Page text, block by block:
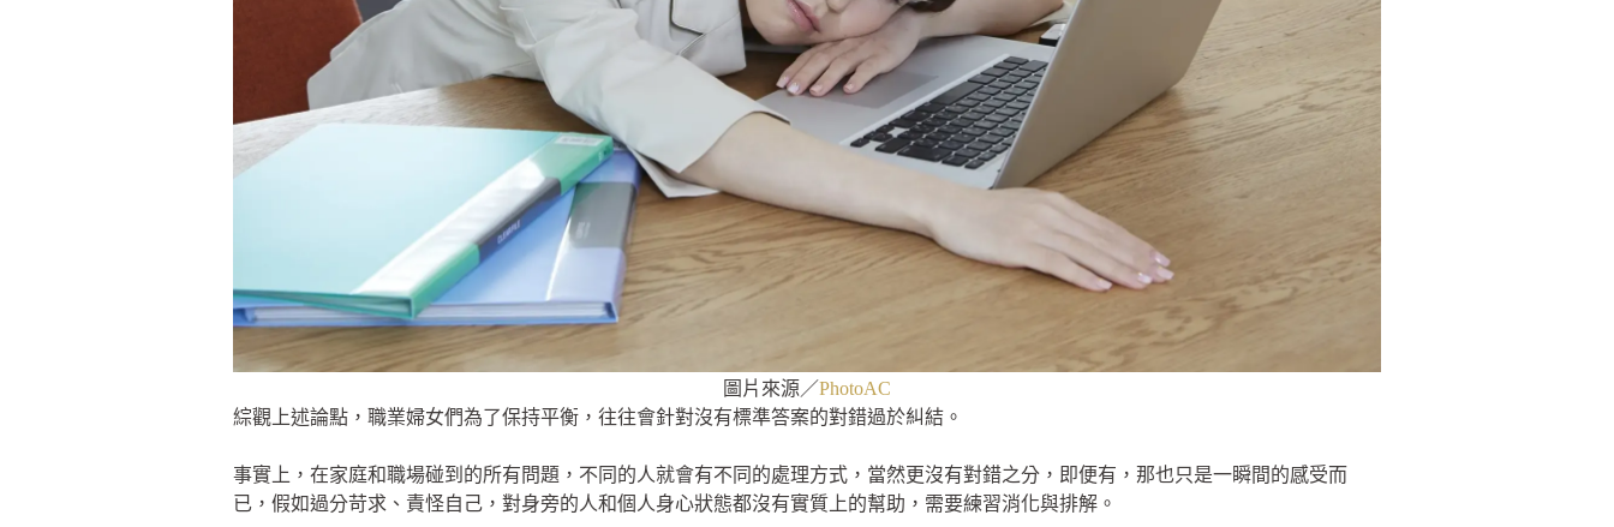
圖片來源／PhotoAC
綜觀上述論點，職業婦女們為了保持平衡，往往會針對沒有標準答案的對錯過於糾結。
事實上，在家庭和職場碰到的所有問題，不同的人就會有不同的處理方式，當然更沒有對錯之分，即便有，那也只是一瞬間的感受而
已，假如過分苛求、責怪自己，對身旁的人和個人身心狀態都沒有實質上的幫助，需要練習消化與排解。